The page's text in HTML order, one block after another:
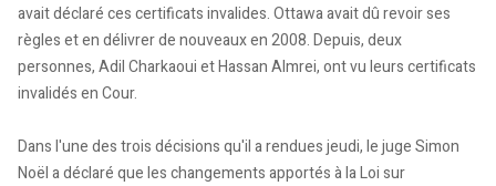
avait déclaré ces certificats invalides. Ottawa avait dû revoir ses
règles et en délivrer de nouveaux en 2008. Depuis, deux
personnes, Adil Charkaoui et Hassan Almrei, ont vu leurs certificats
invalidés en Cour.
Dans l'une des trois décisions qu'il a rendues jeudi, le juge Simon
Noël a déclaré que les changements apportés à la Loi sur